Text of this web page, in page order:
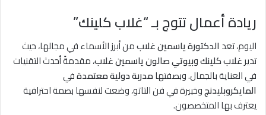
ريادة أعمال تتوج بـ “غلاب كلينك”
اليوم، تعدالدكتورة ياسمين غلابمن أبرز الأسماء في مجالها، حيث
تديرغلاب كلينكوبيوتي صالون ياسمين غلاب، مقدمةً أحدث التقنيات
في العناية بالجمال. وبصفتهامدربة دولية معتمدةفي
المايكروبليدنجوخبيرة في فن التاتو، وضعت لنفسها بصمة احترافية
يعترف بها المتخصصون.